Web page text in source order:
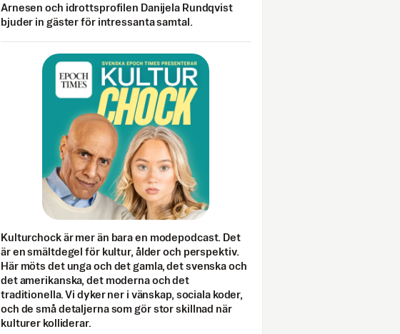
Arnesen och idrottsprofilen Danijela Rundqvist
bjuder in gäster för intressanta samtal.
Kulturchock är mer än bara en modepodcast. Det
är en smältdegel för kultur, ålder och perspektiv.
Här möts det unga och det gamla, det svenska och
det amerikanska, det moderna och det
traditionella. Vi dyker ner i vänskap, sociala koder,
och de små detaljerna som gör stor skillnad när
kulturer kolliderar.